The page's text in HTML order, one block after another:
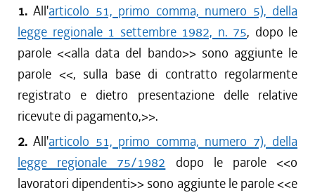
1.All'articolo 51, primo comma, numero 5), della
legge regionale 1 settembre 1982, n. 75, dopo le
parole <<alla data del bando>> sono aggiunte le
parole <<, sulla base di contratto regolarmente
registrato e dietro presentazione delle relative
ricevute di pagamento,>>.
2.All'articolo 51, primo comma, numero 7), della
legge regionale 75/1982 dopo le parole <<o
lavoratori dipendenti>> sono aggiunte le parole <<e